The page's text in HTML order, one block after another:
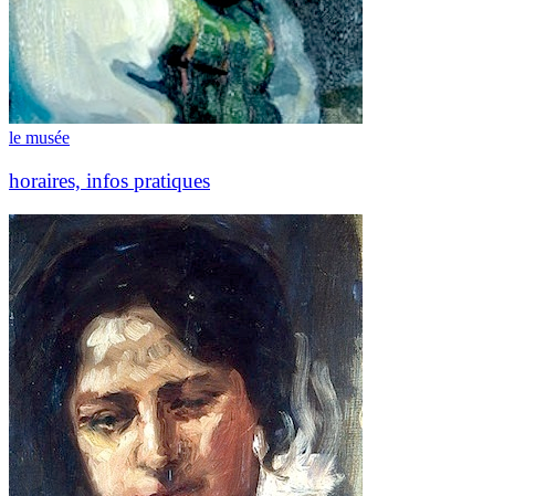
le musée
horaires, infos pratiques